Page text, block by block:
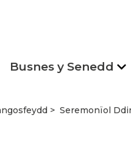
Busnes y Senedd
Seremonïol